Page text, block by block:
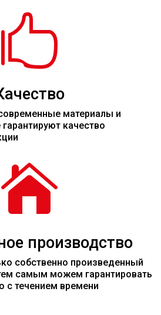

материалы и
качество

производство
собственно произведенный
самым можем гарантировать
с течением времени